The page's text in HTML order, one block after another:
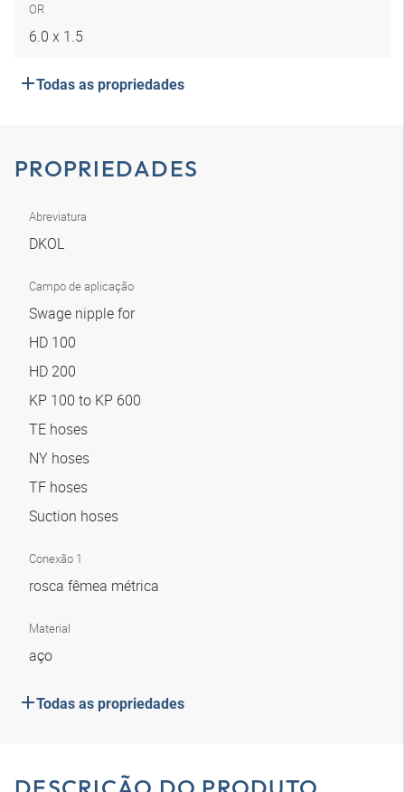
OR
6.0 x 1.5
Todas as propriedades
PROPRIEDADES
Abreviatura
DKOL
Campo de aplicação
Swage nipple for
HD 100
HD 200
KP 100 to KP 600
TE hoses
NY hoses
TF hoses
Suction hoses
Conexão 1
rosca fêmea métrica
Material
aço
Todas as propriedades